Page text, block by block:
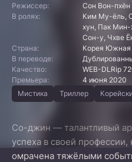
Режиссер:
Сон Вон-пхён
В ролях:
Ким Му-ёль,
хун, Пак
Сон-у, Чхве
Страна:
Корея Южная
В переводе:
Качество:
WEB-DLRip
Премьера:
4 июня 2020
Мистика
Триллер
Со-джин — талантливый
успеха в своей
омрачена тяжёлыми